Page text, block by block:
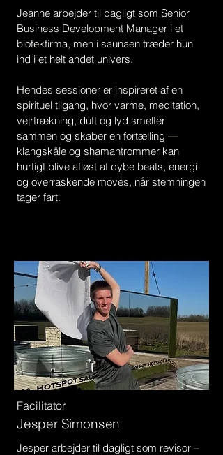
Jeanne arbejder til dagligt som Senior
Business Development Manager i et
biotekfirma, men i saunaen træder hun
ind i et helt andet univers.
Hendes sessioner er inspireret af en
spirituel tilgang, hvor varme, meditation,
vejrtrækning, duft og lyd smelter
sammen og skaber en fortælling —
klangskåle og shamantrommer kan
hurtigt blive afløst af dybe beats, energi
og overraskende moves, når stemningen
tager fart.
Facilitator
Jesper Simonsen
Jesper arbejder til dagligt som revisor –